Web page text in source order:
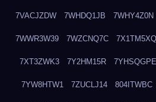
7VACJZDW 7WHDQ1JB 7WHY4Z0N
7WWR3W39 7WZCNQ7C 7X1TM5XQ
7XT3ZWK3 7Y2HM15R 7YHSQGPE
7YW8HTW1 7ZUCLJ14 804ITWBC